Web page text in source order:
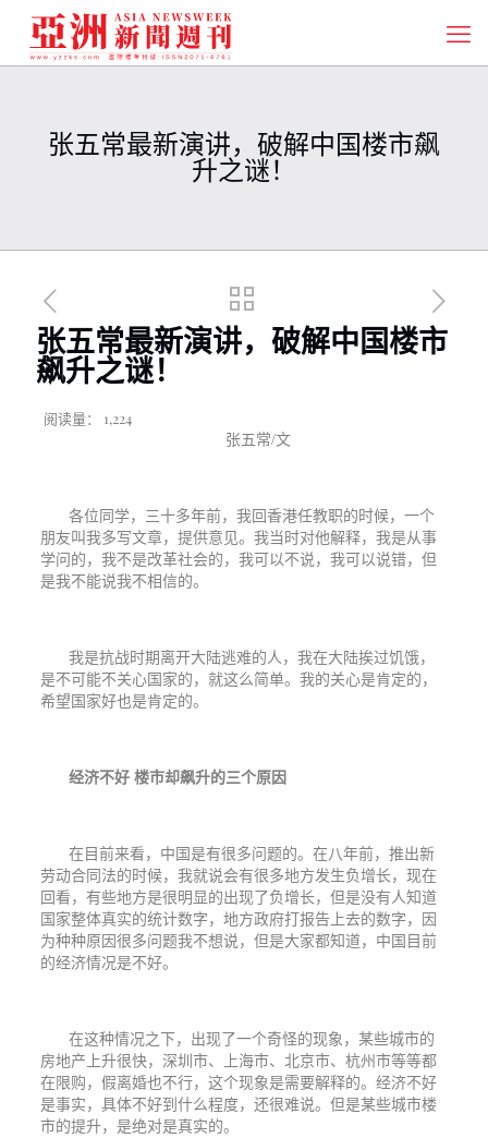
张五常最新演讲，破解中国楼市飙
升之谜！
张五常最新演讲，破解中国楼市
飙升之谜！
阅读量： 1,224
张五常/文
各位同学，三十多年前，我回香港任教职的时候，一个
朋友叫我多写文章，提供意见。我当时对他解释，我是从事
学问的，我不是改革社会的，我可以不说，我可以说错，但
是我不能说我不相信的。
我是抗战时期离开大陆逃难的人，我在大陆挨过饥饿，
是不可能不关心国家的，就这么简单。我的关心是肯定的，
希望国家好也是肯定的。
经济不好 楼市却飙升的三个原因
在目前来看，中国是有很多问题的。在八年前，推出新
劳动合同法的时候，我就说会有很多地方发生负增长，现在
回看，有些地方是很明显的出现了负增长，但是没有人知道
国家整体真实的统计数字，地方政府打报告上去的数字，因
为种种原因很多问题我不想说，但是大家都知道，中国目前
的经济情况是不好。
在这种情况之下，出现了一个奇怪的现象，某些城市的
房地产上升很快，深圳市、上海市、北京市、杭州市等等都
在限购，假离婚也不行，这个现象是需要解释的。经济不好
是事实，具体不好到什么程度，还很难说。但是某些城市楼
市的提升，是绝对是真实的。